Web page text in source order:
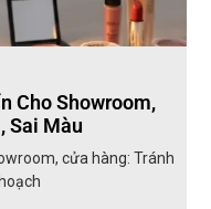
Cho Showroom,
Sai Màu
cửa hàng: Tránh